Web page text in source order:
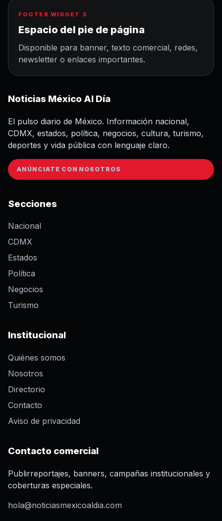
FOOTER WIDGET 3
Espacio del pie de página
Disponible para banner, texto comercial, redes,
newsletter o enlaces importantes.
Noticias México Al Día
El pulso diario de México. Información nacional,
CDMX, estados, política, negocios, cultura, turismo,
deportes y vida pública con lenguaje claro.
ANÚNCIATE CON NOSOTROS
Secciones
Nacional
CDMX
Estados
Política
Negocios
Turismo
Institucional
Quiénes somos
Nosotros
Directorio
Contacto
Aviso de privacidad
Contacto comercial
Publirreportajes, banners, campañas institucionales y
coberturas especiales.
hola@noticiasmexicoaldia.com